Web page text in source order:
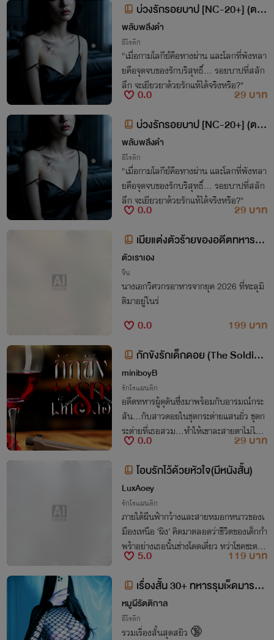
บ่วงรักรอยบาป [NC-20+] (ตอ
นที่ 84-93)
พลับพลึงดำ
อีโรติก
"เมื่อกามโลกีย์คือทางผ่าน และโลกที่พังทลา
ยคือจุดจบของรักบริสุทธิ์... รอยบาปที่สลัก
ลึก จะเยียวยาด้วยรักแท้ได้จริงหรือ?"
0.0
29 บาท
บ่วงรักรอยบาป [NC-20+] (ตอ
นที่ 64-83)
พลับพลึงดำ
อีโรติก
"เมื่อกามโลกีย์คือทางผ่าน และโลกที่พังทลา
ยคือจุดจบของรักบริสุทธิ์... รอยบาปที่สลัก
ลึก จะเยียวยาด้วยรักแท้ได้จริงหรือ?"
0.0
29 บาท
เมียแต่งตัวร้ายของอดีตทหารกล้
ายุค 80
ตัวเราเอง
จีน
นางเอกวิศวกรอาหารจากยุค 2026 ที่ทะลุมิ
ติมาอยู่ในร่
0.0
199 บาท
กักขังรักเด็กดอย (The Soldie
r’s Pet) #ไรเกอร์Xบัวตอง
miniboyB
รักโรแมนติก
อดีตทหารผู้ดุดันซึ่่งมาพร้อมกับอารมณ์กระ
สัน...กับสาวดอยในชุดกระต่ายแสนยั่ว ชุดก
ระต่ายที่เธอสวม...ทำให้เขาละสายตาไม่ได้ เ
ธอมีหนี้ ส่วนเขามีเงินข้อตกลงชั่วคราวจึงเกิ
0.0
29 บาท
โอบรักไว้ด้วยหัวใจ(มีหนังสั้น)
LuxAoey
รักโรแมนติก
ภายใต้ผืนฟ้ากว้างและสายหมอกหนาวของเ
มืองเหนือ ‘ผิง’ คิดมาตลอดว่าชีวิตของเด็กกำ
พร้าอย่างเธอนั้นช่างโดดเดี่ยว ทว่าโชคชะตาก
ลับถักทอพรหมลิขิตอย่างอัศจรรย์ นำพาเธอ
มาพบกับ ‘ผู้กองนนท์’ นายทหารหนุ่มผู้เข้าม
าเติมเต็มหัวใจ และครอบครัวดำรงสินธุ์ที่พร้
อมจะโอบกอดเธอด้วยความรักอันอบอุ่นอย่า
งที่ไม่เคยได้รับมาก่อน
5.0
119 บาท
เรื่องสั้น 30+ ทหารรุมเ×็ดมาราธ
อน 🔞 SM
หมูผีรัตติกาล
อีโรติก
รวมเรื่องสั้นสุดสยิว 🔞